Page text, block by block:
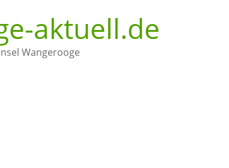
aktuell.de
Wangerooge